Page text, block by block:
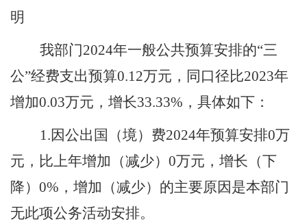
明
我部门2024年一般公共预算安排的“三
公”经费支出预算0.12万元，同口径比2023年
增加0.03万元，增长33.33%，具体如下：
1.因公出国（境）费2024年预算安排0万
元，比上年增加（减少） 0万元，增长（下
降） 0%， 增加（减少）的主要原因是本部门
无此项公务活动安排。